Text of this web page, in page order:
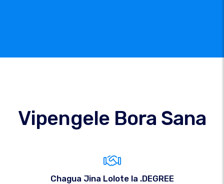
Vipengele Bora Sana
Chagua Jina Lolote la .DEGREE